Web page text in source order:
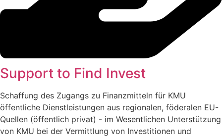
Support to Find Invest
Schaffung des Zugangs zu Finanzmitteln für KMU
öffentliche Dienstleistungen aus regionalen, föderalen EU-
Quellen (öffentlich privat) - im Wesentlichen Unterstützung
von KMU bei der Vermittlung von Investitionen und